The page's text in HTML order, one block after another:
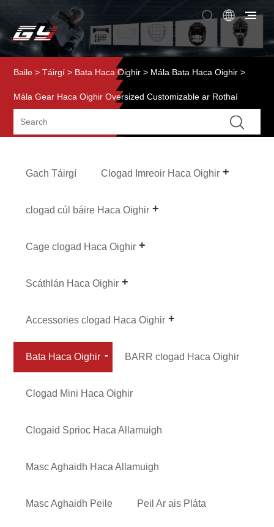
Baile > Táirgí > Bata Haca Oighir > Mála Bata Haca Oighir >
Mála Gear Haca Oighir Oversized Customizable ar Rothaí
Gach Táirgí Clogad Imreoir Haca Oighir
clogad cúl báire Haca Oighir
Cage clogad Haca Oighir
Scáthlán Haca Oighir
Accessories clogad Haca Oighir
Bata Haca Oighir BARR clogad Haca Oighir
Clogad Mini Haca Oighir
Clogaid Sprioc Haca Allamuigh
Masc Aghaidh Haca Allamuigh
Masc Aghaidh Peile Peil Ar ais Pláta